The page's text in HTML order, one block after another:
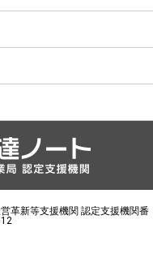
革新等支援機関 認定支援機関番